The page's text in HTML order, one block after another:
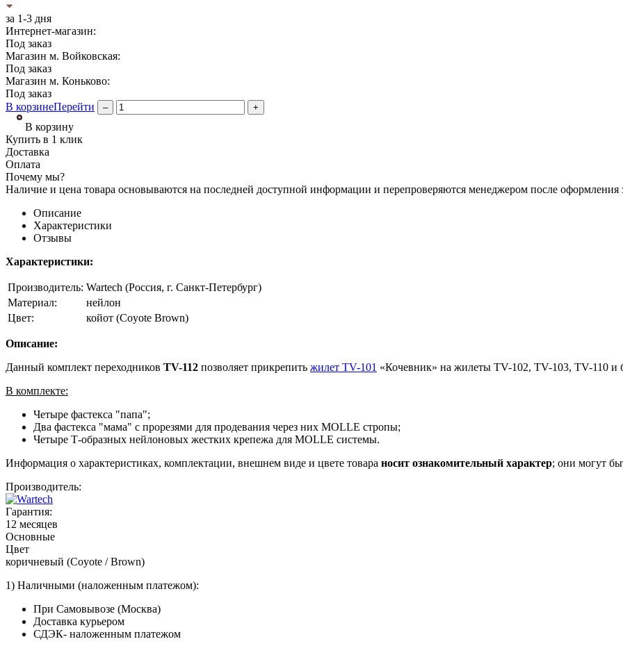
за 1-3 дня
Интернет-магазин:
Под заказ
Магазин м. Войковская:
Под заказ
Магазин м. Коньково:
Под заказ
В корзинеПерейти – +
В корзину
Купить в 1 клик
Доставка
Оплата
Почему мы?
Наличие и цена товара основываются на последней доступной информации и перепроверяются менеджером после оформления
Описание
Характеристики
Отзывы
Характеристики:
Производитель: Wartech (Россия, г. Санкт-Петербург)
Материал:
нейлон
Цвет:
койот (Coyote Brown)
Описание:
Данный комплект переходников TV-112 позволяет прикрепить жилет TV-101 «Кочевник» на жилеты TV-102, TV-103, TV-110
В комплекте:
Четыре фастекса "папа";
Два фастекса "мама" с прорезями для продевания через них MOLLE стропы;
Четыре Т-образных нейлоновых жестких крепежа для MOLLE системы.
Информация о характеристиках, комплектации, внешнем виде и цвете товара носит ознакомительный характер; они могут
Производитель:
Гарантия:
12 месяцев
Основные
Цвет
коричневый (Coyote / Brown)
1) Наличными (наложенным платежом):
При Самовывозе (Москва)
Доставка курьером
СДЭК- наложенным платежом